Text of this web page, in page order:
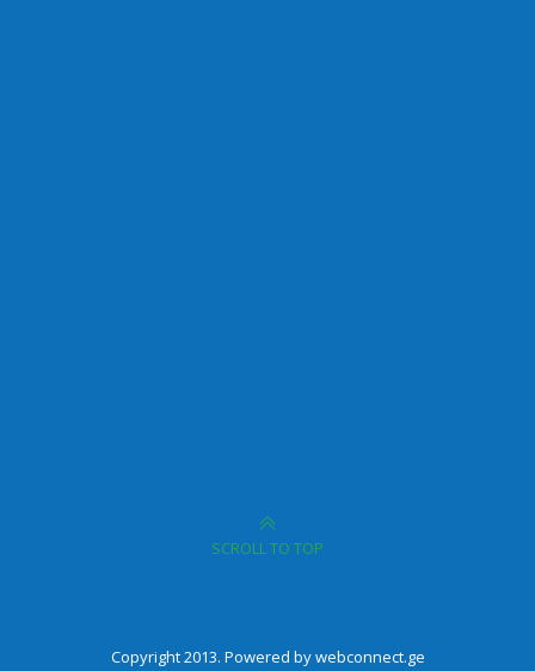
SCROLL TO TOP
Copyright 2013. Powered by webconnect.ge